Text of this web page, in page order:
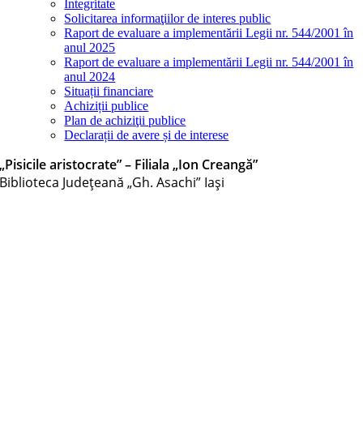
Integritate
Solicitarea informaţiilor de interes public
Raport de evaluare a implementării Legii nr. 544/2001 în
anul 2025
Raport de evaluare a implementării Legii nr. 544/2001 în
anul 2024
Situații financiare
Achiziții publice
Plan de achiziţii publice
Declarații de avere și de interese
„Pisicile aristocrate” – Filiala „Ion Creangă”
Biblioteca Judeţeană „Gh. Asachi” Iaşi